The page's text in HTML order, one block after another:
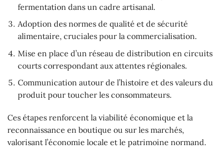
fermentation dans un cadre artisanal.
Adoption des normes de qualité et de sécurité
alimentaire, cruciales pour la commercialisation.
Mise en place d’un réseau de distribution en circuits
courts correspondant aux attentes régionales.
Communication autour de l’histoire et des valeurs du
produit pour toucher les consommateurs.
Ces étapes renforcent la viabilité économique et la
reconnaissance en boutique ou sur les marchés,
valorisant l’économie locale et le patrimoine normand.